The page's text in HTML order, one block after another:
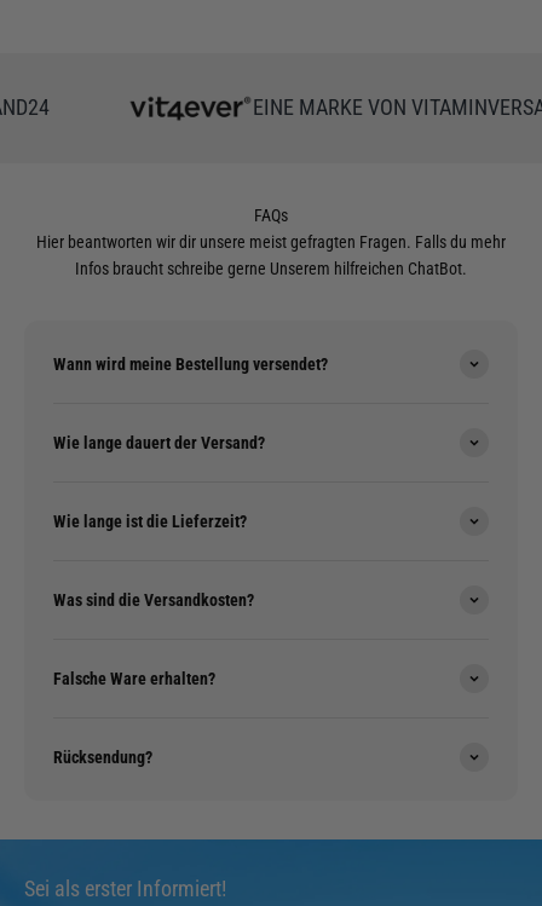
EINE MARKE VON
FAQs
Hier beantworten wir dir unsere meist gefragten Fragen. Falls du mehr
Infos braucht schreibe gerne Unserem hilfreichen ChatBot.
Wann wird meine Bestellung versendet?
Wie lange dauert der Versand?
Wie lange ist die Lieferzeit?
Was sind die Versandkosten?
Falsche Ware erhalten?
Rücksendung?
Sei als erster Informiert!